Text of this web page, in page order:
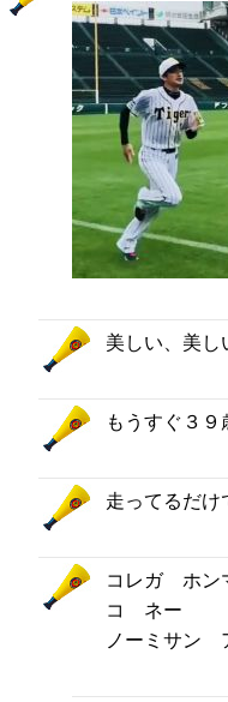
美しい、美
もうすぐ３９
走ってるだけ
コレガ ホン
コ ネー
ノーミサン